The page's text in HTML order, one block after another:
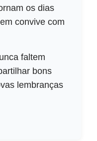
os dias
convive com
faltem
bons
lembranças